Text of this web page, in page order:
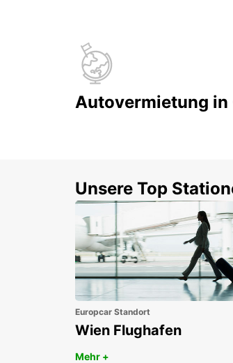
Autovermietung in
Unsere Top
Europcar Standort
Wien Flughafen
Mehr +